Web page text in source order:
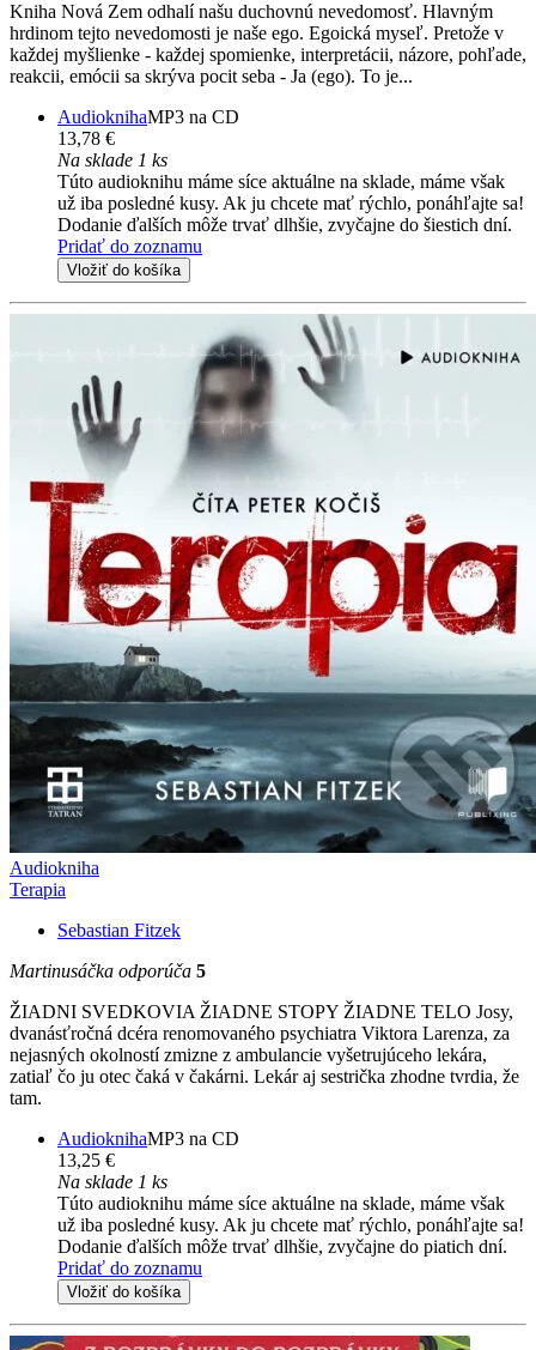
Kniha Nová Zem odhalí našu duchovnú nevedomosť. Hlavným
hrdinom tejto nevedomosti je naše ego. Egoická myseľ. Pretože v
každej myšlienke - každej spomienke, interpretácii, názore, pohľade,
reakcii, emócii sa skrýva pocit seba - Ja (ego). To je...
AudioknihaMP3 na CD
13,78 €
Na sklade 1 ks
Túto audioknihu máme síce aktuálne na sklade, máme však
už iba posledné kusy. Ak ju chcete mať rýchlo, ponáhľajte sa!
Dodanie ďalších môže trvať dlhšie, zvyčajne do šiestich dní.
Pridať do zoznamu
Vložiť do košíka
Audiokniha
Terapia
Sebastian Fitzek
Martinusáčka odporúča 5
ŽIADNI SVEDKOVIA ŽIADNE STOPY ŽIADNE TELO Josy,
dvanásťročná dcéra renomovaného psychiatra Viktora Larenza, za
nejasných okolností zmizne z ambulancie vyšetrujúceho lekára,
zatiaľ čo ju otec čaká v čakárni. Lekár aj sestrička zhodne tvrdia, že
tam.
AudioknihaMP3 na CD
13,25 €
Na sklade 1 ks
Túto audioknihu máme síce aktuálne na sklade, máme však
už iba posledné kusy. Ak ju chcete mať rýchlo, ponáhľajte sa!
Dodanie ďalších môže trvať dlhšie, zvyčajne do piatich dní.
Pridať do zoznamu
Vložiť do košíka